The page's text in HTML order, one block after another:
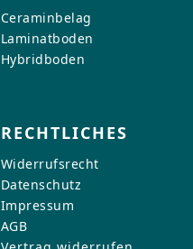
Ceraminbelag
Laminatboden
Hybridboden
RECHTLICHES
Widerrufsrecht
Datenschutz
Impressum
AGB